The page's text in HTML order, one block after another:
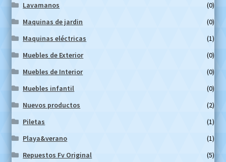
Lavamanos
(0)
Maquinas de jardin
(0)
Maquinas eléctricas
(1)
Muebles de Exterior
(0)
Muebles de Interior
(0)
Muebles infantil
(0)
Nuevos productos
(2)
Piletas
(1)
Playa&verano
(1)
Repuestos Fv Original
(5)